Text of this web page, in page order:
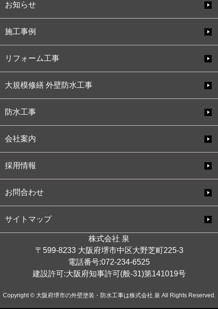
お知らせ
施工事例
リフォーム工事
大規模修繕 外壁防水工事
防水工事
会社案内
採用情報
お問合わせ
サイトマップ
株式会社 泉
〒599-8233 大阪府堺市中区大野芝町225-3
電話番号:072-234-6525
建設許可:大阪府知事許可(般-31)第141019号
Copyright © 大阪府堺市の外壁塗装・防水工事は株式会社 泉 All Rights Reserved.